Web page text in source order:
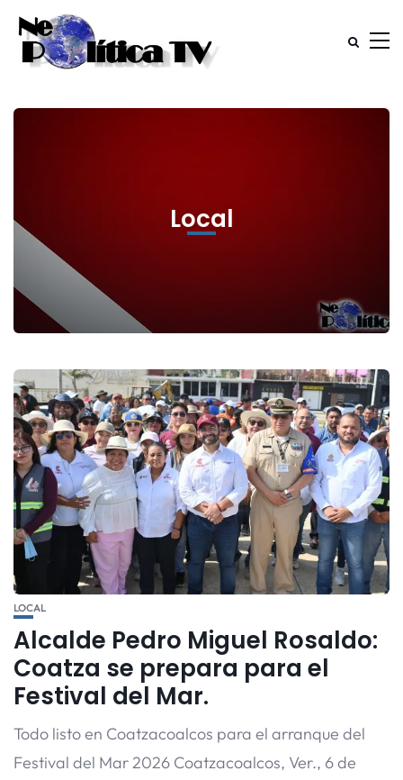
Local
LOCAL
Alcalde Pedro Miguel Rosaldo:
Coatza se prepara para el
Festival del Mar.
Todo listo en Coatzacoalcos para el arranque del
Festival del Mar 2026 Coatzacoalcos, Ver., 6 de